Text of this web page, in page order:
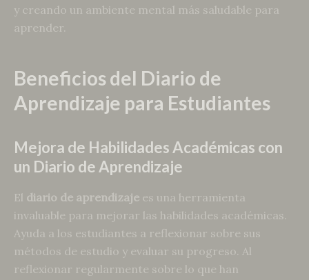
y creando un ambiente mental más saludable para
aprender.
Beneficios del Diario de
Aprendizaje para Estudiantes
Mejora de Habilidades Académicas con
un Diario de Aprendizaje
El diario de aprendizaje es una herramienta
invaluable para mejorar las habilidades académicas.
Ayuda a los estudiantes a reflexionar sobre sus
métodos de estudio y evaluar su progreso. Al
reflexionar regularmente sobre lo que han